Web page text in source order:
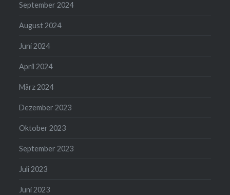
September 2024
August 2024
Juni 2024
April 2024
März 2024
Dezember 2023
Oktober 2023
September 2023
Juli 2023
Juni 2023